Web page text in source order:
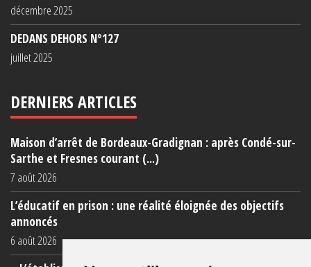
décembre 2025
DEDANS DEHORS N°127
juillet 2025
DERNIERS ARTICLES
Maison d’arrêt de Bordeaux-Gradignan : après Condé-sur-
Sarthe et Fresnes courant (...)
7 août 2026
L’éducatif en prison : une réalité éloignée des objectifs
annoncés
6 août 2026